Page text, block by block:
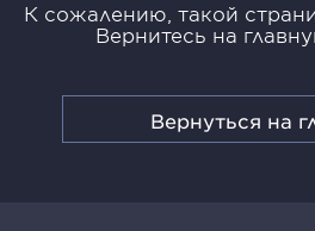
К сожалению, такой
Вернитесь на
Вернуться на